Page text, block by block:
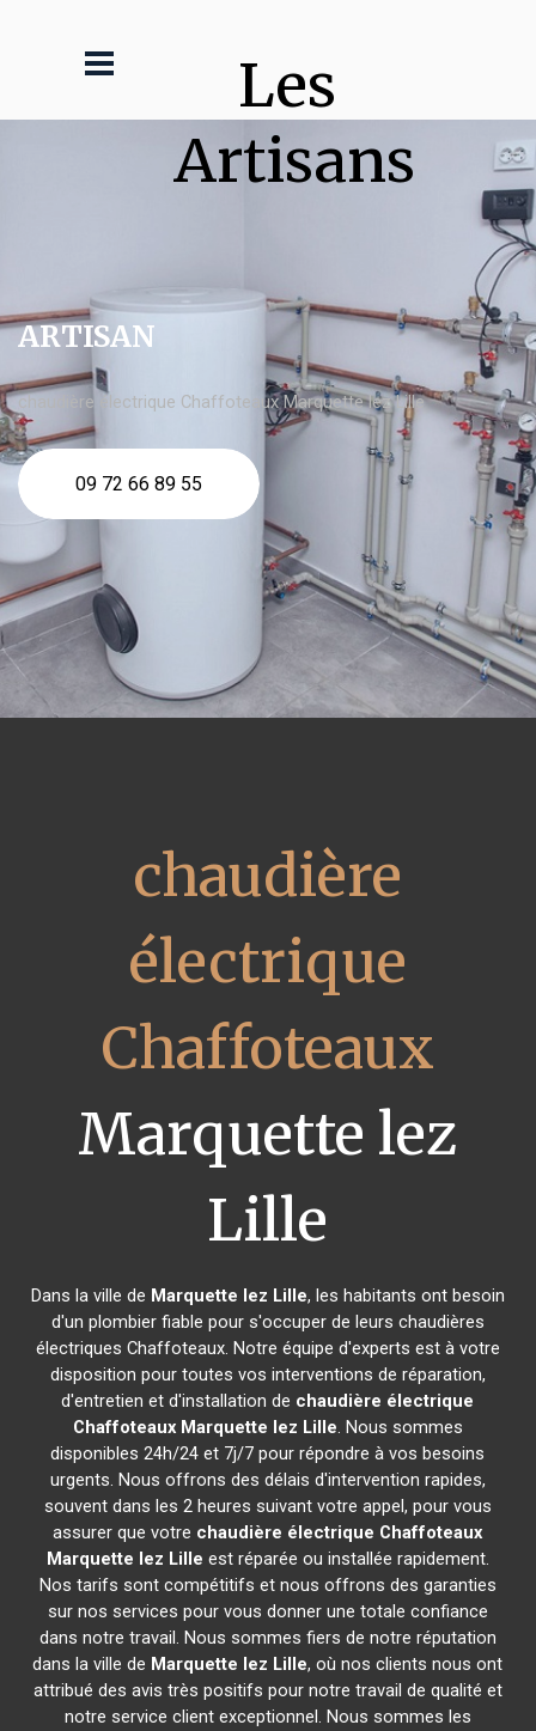
Les
Artisans
ARTISAN
chaudière électrique Chaffoteaux Marquette lez Lille
09 72 66 89 55
chaudière
électrique
Chaffoteaux
Marquette lez
Lille
Dans la ville de Marquette lez Lille, les habitants ont besoin
d'un plombier fiable pour s'occuper de leurs chaudières
électriques Chaffoteaux. Notre équipe d'experts est à votre
disposition pour toutes vos interventions de réparation,
d'entretien et d'installation de chaudière électrique
Chaffoteaux Marquette lez Lille. Nous sommes
disponibles 24h/24 et 7j/7 pour répondre à vos besoins
urgents. Nous offrons des délais d'intervention rapides,
souvent dans les 2 heures suivant votre appel, pour vous
assurer que votre chaudière électrique Chaffoteaux
Marquette lez Lille est réparée ou installée rapidement.
Nos tarifs sont compétitifs et nous offrons des garanties
sur nos services pour vous donner une totale confiance
dans notre travail. Nous sommes fiers de notre réputation
dans la ville de Marquette lez Lille, où nos clients nous ont
attribué des avis très positifs pour notre travail de qualité et
notre service client exceptionnel. Nous sommes les